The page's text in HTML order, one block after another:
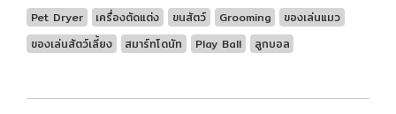
Pet Dryer
เครื่องตัดแต่ง ขนสัตว์ Grooming
ของเล่นแมว
ของเล่นสัตว์เลี้ยง
สมาร์ทโดนัท Play Ball ลูกบอล